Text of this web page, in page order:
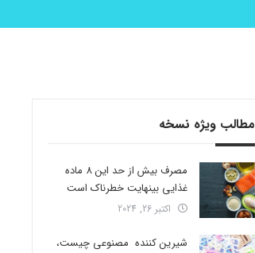
مطالب ویژه نسخه
مصرف بیش از حد این 8 ماده
غذایی بینهایت خطرناک است
اکتبر 26, 2024
شیرین کننده مصنوعی چیست،